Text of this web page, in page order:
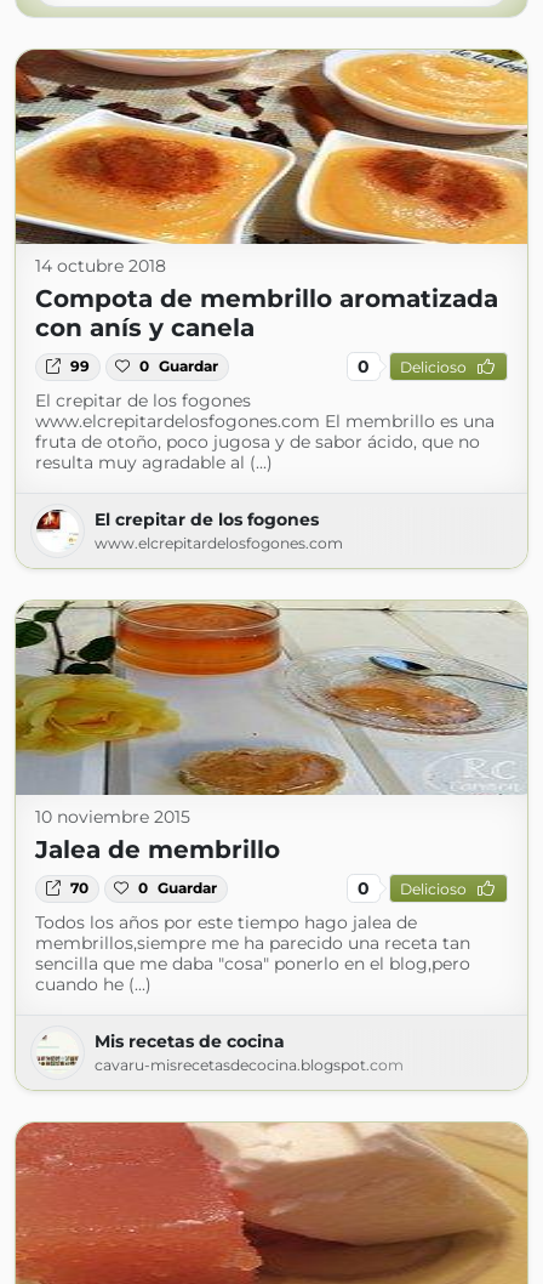
14 octubre 2018
Compota de membrillo aromatizada
con anís y canela
99 0 Guardar 0 Delicioso
El crepitar de los fogones
www.elcrepitardelosfogones.com El membrillo es una
fruta de otoño, poco jugosa y de sabor ácido, que no
resulta muy agradable al (...)
El crepitar de los fogones
www.elcrepitardelosfogones.com
10 noviembre 2015
Jalea de membrillo
70 0 Guardar 0 Delicioso
Todos los años por este tiempo hago jalea de
membrillos,siempre me ha parecido una receta tan
sencilla que me daba "cosa" ponerlo en el blog,pero
cuando he (...)
Mis recetas de cocina
cavaru-misrecetasdecocina.blogspot.com